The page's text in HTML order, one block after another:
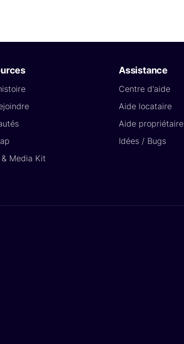
& Media Kit
Assistance
Centre d'aide
Aide locataire
Aide propriétaire
Idées / Bugs